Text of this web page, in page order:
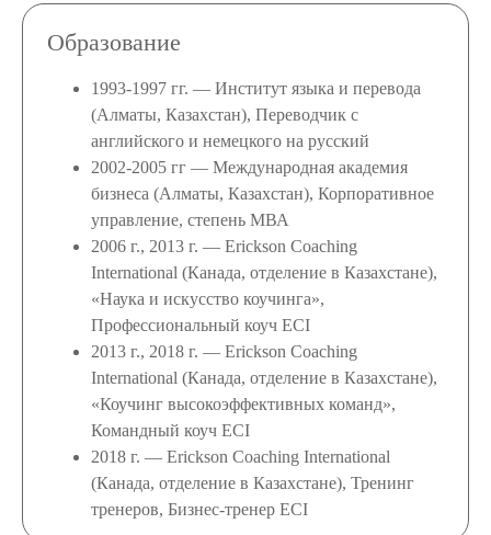
Образование
1993-1997 гг. — Институт языка и перевода
(Алматы, Казахстан), Переводчик с
английского и немецкого на русский
2002-2005 гг — Международная академия
бизнеса (Алматы, Казахстан), Корпоративное
управление, степень МВА
2006 г., 2013 г. — Erickson Coaching
International (Канада, отделение в Казахстане),
«Наука и искусство коучинга»,
Профессиональный коуч ECI
2013 г., 2018 г. — Erickson Coaching
International (Канада, отделение в Казахстане),
«Коучинг высокоэффективных команд»,
Командный коуч ECI
2018 г. — Erickson Coaching International
(Канада, отделение в Казахстане), Тренинг
тренеров, Бизнес-тренер ECI